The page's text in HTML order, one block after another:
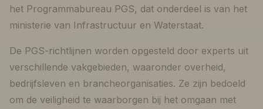
het Programmabureau PGS, dat onderdeel is van het
ministerie van Infrastructuur en Waterstaat.
De PGS-richtlijnen worden opgesteld door experts uit
verschillende vakgebieden, waaronder overheid,
bedrijfsleven en brancheorganisaties. Ze zijn bedoeld
om de veiligheid te waarborgen bij het omgaan met